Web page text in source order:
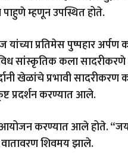
म्हणून उपस्थित होते.
यांच्या प्रतिमेस पुष्पहार
सांस्कृतिक कला
खेळांचे प्रभावी
प्रदर्शन करण्यात आले.
आयोजन करण्यात आले होते.
शिवमय झाले.